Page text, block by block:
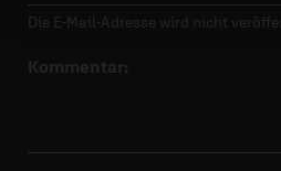
Die E-Mail-Adresse wird nicht
Kommentar: